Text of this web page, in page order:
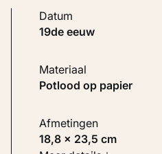
Datum
19de eeuw
Materiaal
Potlood op papier
Afmetingen
18,8 × 23,5 cm